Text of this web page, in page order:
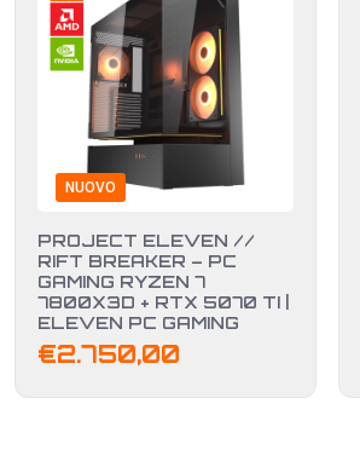
NUOVO
PROJECT ELEVEN //
RIFT BREAKER – PC
GAMING RYZEN 7
7800X3D + RTX 5070 TI |
ELEVEN PC GAMING
€2.750,00